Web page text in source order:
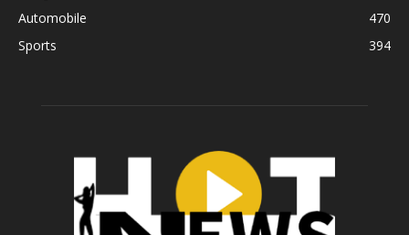
Automobile
470
Sports
394